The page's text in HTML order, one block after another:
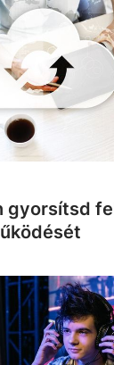
gyorsítsd